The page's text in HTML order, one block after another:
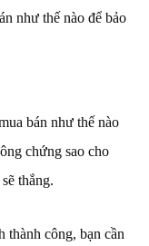
như thế nào để bảo
bán như thế nào
chứng sao cho
thắng.
công, bạn cần